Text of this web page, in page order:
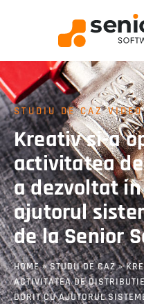
STUDIU DE CAZ VIDEO
Kreativ si-a
activitatea
a dezvoltat
ajutorul
de la Senior
HOME»STUDII DE CAZ»
ACTIVITATEA DE
DORIT CU AJUTORUL